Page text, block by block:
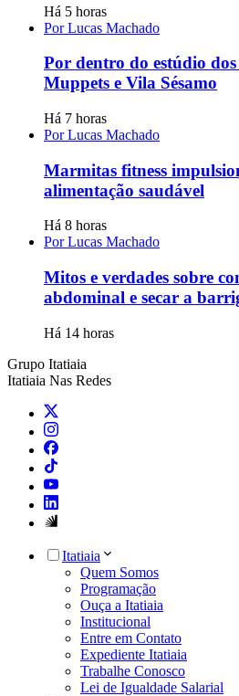
Há 5 horas
Por Lucas Machado
Por dentro do estúdio dos
Muppets e Vila Sésamo
Há 7 horas
Por Lucas Machado
Marmitas fitness
alimentação saudável
Há 8 horas
Por Lucas Machado
Mitos e verdades sobre
abdominal e secar a
Há 14 horas
Grupo Itatiaia
Itatiaia Nas Redes
Itatiaia
Quem Somos
Programação
Ouça a Itatiaia
Institucional
Entre em Contato
Expediente Itatiaia
Trabalhe Conosco
Lei de Igualdade Salarial